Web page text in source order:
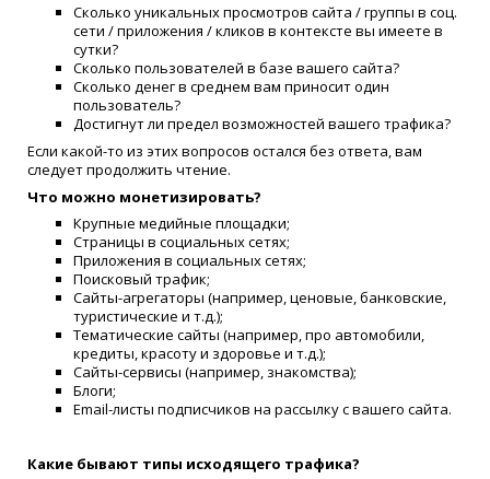
Сколько уникальных просмотров сайта / группы в соц.
сети / приложения / кликов в контексте вы имеете в
сутки?
Сколько пользователей в базе вашего сайта?
Сколько денег в среднем вам приносит один
пользователь?
Достигнут ли предел возможностей вашего трафика?
Если какой-то из этих вопросов остался без ответа, вам
следует продолжить чтение.
Что можно монетизировать?
Крупные медийные площадки;
Страницы в социальных сетях;
Приложения в социальных сетях;
Поисковый трафик;
Сайты-агрегаторы (например, ценовые, банковские,
туристические и т.д.);
Тематические сайты (например, про автомобили,
кредиты, красоту и здоровье и т.д.);
Сайты-сервисы (например, знакомства);
Блоги;
Email-листы подписчиков на рассылку с вашего сайта.
Какие бывают типы исходящего трафика?